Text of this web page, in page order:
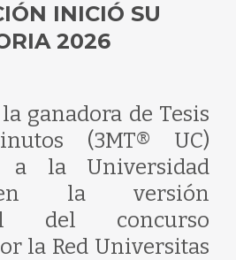
INICIÓ SU
2026
ganadora de Tesis
(3MT® UC)
a la Universidad
la versión
del concurso
la Red Universitas